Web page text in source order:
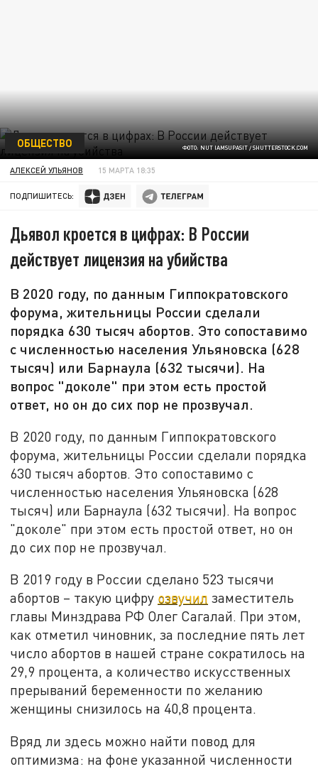
ФОТО: NUT IAMSUPASIT / SHUTTERSTOCK.COM
ОБЩЕСТВО
АЛЕКСЕЙ УЛЬЯНОВ 15 МАРТА 18:35
ПОДПИШИТЕСЬ:
Дьявол кроется в цифрах: В России
действует лицензия на убийства
В 2020 году, по данным Гиппократовского
форума, жительницы России сделали
порядка 630 тысяч абортов. Это сопоставимо
с численностью населения Ульяновска (628
тысяч) или Барнаула (632 тысячи). На
вопрос "доколе" при этом есть простой
ответ, но он до сих пор не прозвучал.
В 2020 году, по данным Гиппократовского
форума, жительницы России сделали порядка
630 тысяч абортов. Это сопоставимо с
численностью населения Ульяновска (628
тысяч) или Барнаула (632 тысячи). На вопрос
"доколе" при этом есть простой ответ, но он
до сих пор не прозвучал.
В 2019 году в России сделано 523 тысячи
абортов – такую цифру озвучил заместитель
главы Минздрава РФ Олег Сагалай. При этом,
как отметил чиновник, за последние пять лет
число абортов в нашей стране сократилось на
29,9 процента, а количество искусственных
прерываний беременности по желанию
женщины снизилось на 40,8 процента.
Вряд ли здесь можно найти повод для
оптимизма: на фоне указанной численности